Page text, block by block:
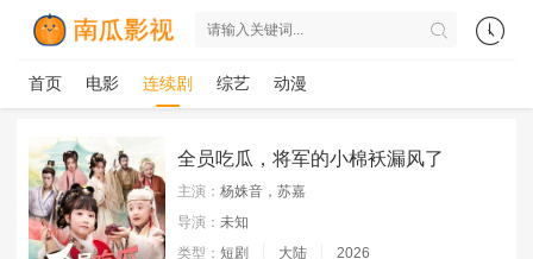
首页 电影 连续剧 综艺 动漫
全员吃瓜，将军的小棉袄漏风了
主演： 杨姝音，苏嘉
导演： 未知
类型： 短剧 大陆
2026